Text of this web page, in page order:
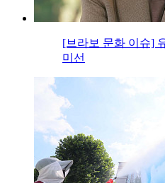
[브라보 문화 이슈]
미선